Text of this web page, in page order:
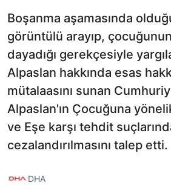
Boşanma aşamasında
görüntülü arayıp,
dayadığı gerekçesiyle
Alpaslan hakkında esas
mütalaasını sunan
Alpaslan'ın Çocuğuna
ve Eşe karşı tehdit
cezalandırılmasını talep etti.
DHA